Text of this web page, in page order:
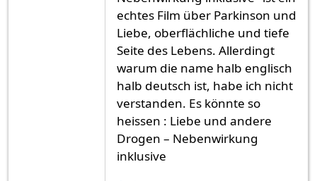
echtes Film über Parkinson und
Liebe, oberflächliche und tiefe
Seite des Lebens. Allerdingt
warum die name halb englisch
halb deutsch ist, habe ich nicht
verstanden. Es könnte so
heissen : Liebe und andere
Drogen – Nebenwirkung
inklusive